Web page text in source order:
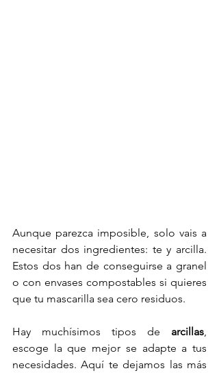
Aunque parezca imposible, solo vais a
necesitar dos ingredientes: te y arcilla.
Estos dos han de conseguirse a granel
o con envases compostables si quieres
que tu mascarilla sea cero residuos.
Hay muchísimos tipos de arcillas
escoge la que mejor se adapte a tus
necesidades. Aquí te dejamos las más